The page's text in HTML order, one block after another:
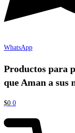
WhatsApp
Productos para
que Aman a sus
$0 0